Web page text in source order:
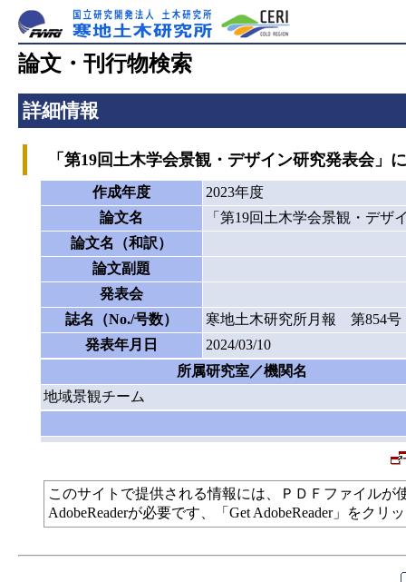
論文・刊行物検索
詳細情報
「第19回土木学会景観・デザイン研究発表会」
作成年度
2023年度
論文名
「第19回土木学会景観・デ
論文名（和訳）
論文副題
発表会
誌名（No./号数）
寒地土木研究所月報 第854号
発表年月日
2024/03/10
所属研究室／機関名
地域景観チーム
このサイトで提供される情報には、ＰＤＦファイル
AdobeReaderが必要です、「Get AdobeReader」をク